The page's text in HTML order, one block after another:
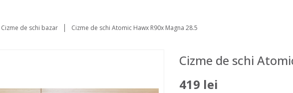
Cizme de schi bazar Cizme de schi Atomic Hawx R90x Magna 28.5
Cizme de schi
419 lei